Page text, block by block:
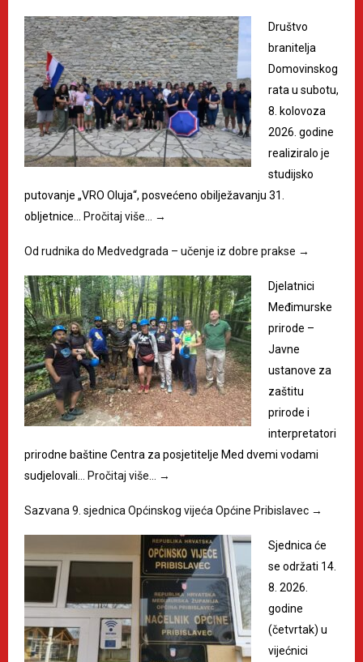
Društvo
branitelja
Domovinskog
rata u subotu,
8. kolovoza
2026. godine
realiziralo je
studijsko
putovanje „VRO Oluja“, posvećeno obilježavanju 31.
obljetnice… Pročitaj više… →
Od rudnika do Medvedgrada – učenje iz dobre prakse →
Djelatnici
Međimurske
prirode –
Javne
ustanove za
zaštitu
prirode i
interpretatori
prirodne baštine Centra za posjetitelje Med dvemi vodami
sudjelovali… Pročitaj više… →
Sazvana 9. sjednica Općinskog vijeća Općine Pribislavec →
Sjednica će
se održati 14.
8. 2026.
godine
(četvrtak) u
vijećnici